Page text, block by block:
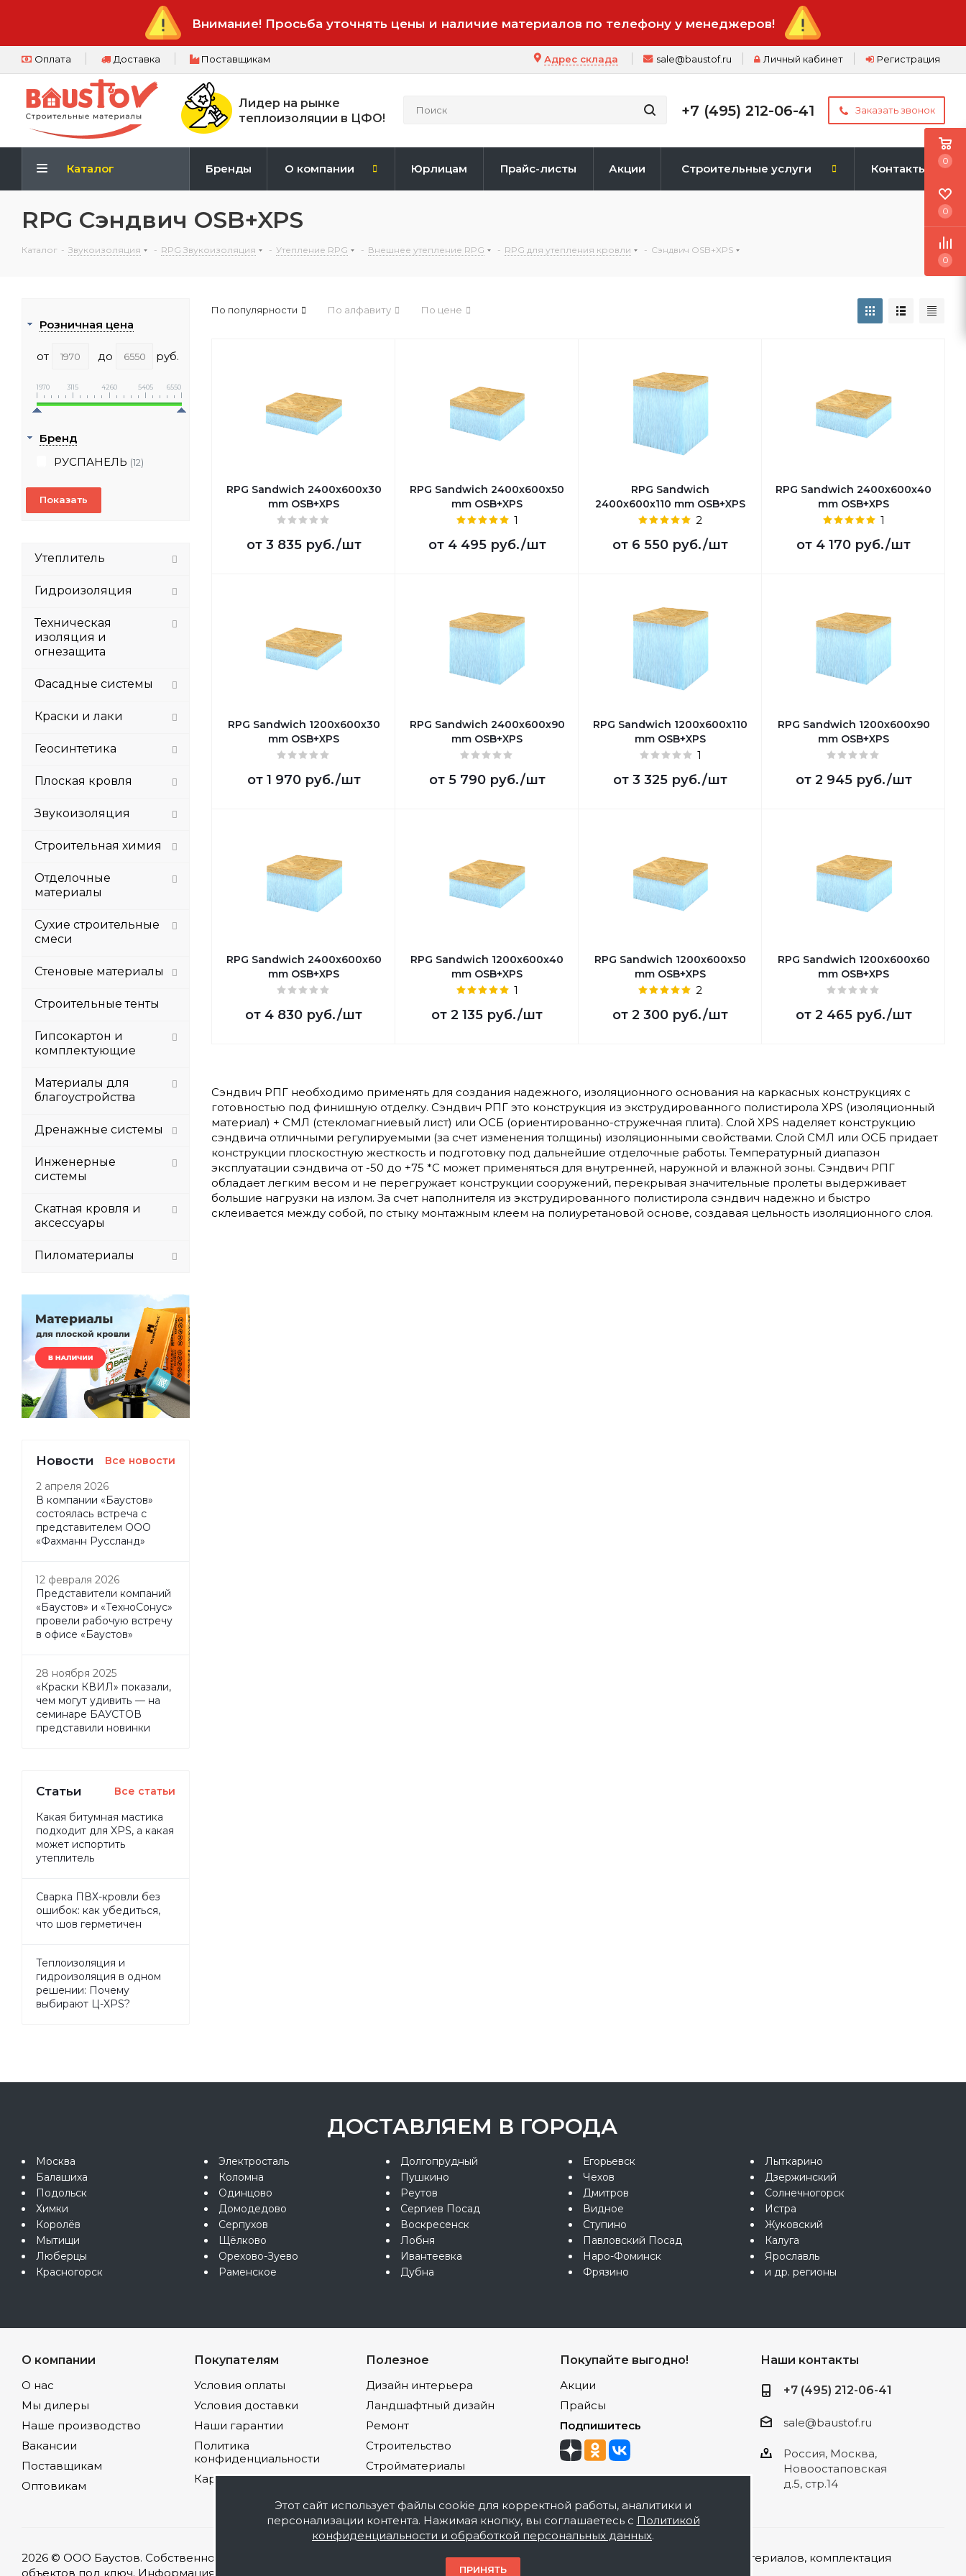
Внимание! Просьба уточнять цены и наличие материалов по телефону у менеджеров!
Оплата Доставка Поставщикам Регистрация
Личный кабинет
sale@baustof.ru
Адрес склада
Лидер на рынке
теплоизоляции в ЦФО!
+7 (495) 212-06-41 Заказать звонок
Каталог Бренды О компании Юрлицам Прайс-листы Акции Строительные услуги Контакты
RPG Сэндвич OSB+XPS
Каталог - Звукоизоляция - RPG Звукоизоляция - Утепление RPG - Внешнее утепление RPG - RPG для утепления кровли - Сэндвич OSB+XPS
По популярности По алфавиту По цене
RPG Sandwich 2400х600х30
mm OSB+XPS
от 3 835 руб./шт
RPG Sandwich 2400х600х50
mm OSB+XPS
1
от 4 495 руб./шт
RPG Sandwich
2400х600х110 mm OSB+XPS
2
от 6 550 руб./шт
RPG Sandwich 2400х600х40
mm OSB+XPS
1
от 4 170 руб./шт
RPG Sandwich 1200х600х30
mm OSB+XPS
от 1 970 руб./шт
RPG Sandwich 2400х600х90
mm OSB+XPS
от 5 790 руб./шт
RPG Sandwich 1200х600х110
mm OSB+XPS
1
от 3 325 руб./шт
RPG Sandwich 1200х600х90
mm OSB+XPS
от 2 945 руб./шт
RPG Sandwich 2400х600х60
mm OSB+XPS
от 4 830 руб./шт
RPG Sandwich 1200х600х40
mm OSB+XPS
1
от 2 135 руб./шт
RPG Sandwich 1200х600х50
mm OSB+XPS
2
от 2 300 руб./шт
RPG Sandwich 1200х600х60
mm OSB+XPS
от 2 465 руб./шт
Сэндвич РПГ необходимо применять для создания надежного, изоляционного основания на каркасных конструкциях с
готовностью под финишную отделку. Сэндвич РПГ это конструкция из экструдированного полистирола XPS (изоляционный
материал) + СМЛ (стекломагниевый лист) или ОСБ (ориентированно-стружечная плита). Слой XPS наделяет конструкцию
сэндвича отличными регулируемыми (за счет изменения толщины) изоляционными свойствами. Слой СМЛ или ОСБ придает
конструкции плоскостную жесткость и подготовку под дальнейшие отделочные работы. Температурный диапазон
эксплуатации сэндвича от -50 до +75 *С может применяться для внутренней, наружной и влажной зоны. Сэндвич РПГ
обладает легким весом и не перегружает конструкции сооружений, перекрывая значительные пролеты выдерживает
большие нагрузки на излом. За счет наполнителя из экструдированного полистирола сэндвич надежно и быстро
склеивается между собой, по стыку монтажным клеем на полиуретановой основе, создавая цельность изоляционного слоя.
Розничная цена
от до руб.
1970 3115 4260 5405 6550
Бренд
РУСПАНЕЛЬ (12)
Утеплитель
Гидроизоляция
Техническая
изоляция и
огнезащита
Фасадные системы
Краски и лаки
Геосинтетика
Плоская кровля
Звукоизоляция
Строительная химия
Отделочные
материалы
Сухие строительные
смеси
Стеновые материалы
Строительные тенты
Гипсокартон и
комплектующие
Материалы для
благоустройства
Дренажные системы
Инженерные
системы
Скатная кровля и
аксессуары
Пиломатериалы
Новости Все новости
2 апреля 2026
В компании «Баустов»
состоялась встреча с
представителем ООО
«Фахманн Руссланд»
12 февраля 2026
Представители компаний
«Баустов» и «ТехноСонус»
провели рабочую встречу
в офисе «Баустов»
28 ноября 2025
«Краски КВИЛ» показали,
чем могут удивить — на
семинаре БАУСТОВ
представили новинки
Статьи Все статьи
Какая битумная мастика
подходит для XPS, а какая
может испортить
утеплитель
Сварка ПВХ-кровли без
ошибок: как убедиться,
что шов герметичен
Теплоизоляция и
гидроизоляция в одном
решении: Почему
выбирают Ц-XPS?
ДОСТАВЛЯЕМ В ГОРОДА
Москва
Балашиха
Подольск
Химки
Королёв
Мытищи
Люберцы
Красногорск
Электросталь
Коломна
Одинцово
Домодедово
Серпухов
Щёлково
Орехово-Зуево
Раменское
Долгопрудный
Пушкино
Реутов
Сергиев Посад
Воскресенск
Лобня
Ивантеевка
Дубна
Егорьевск
Чехов
Дмитров
Видное
Ступино
Павловский Посад
Наро-Фоминск
Фрязино
Лыткарино
Дзержинский
Солнечногорск
Истра
Жуковский
Калуга
Ярославль
и др. регионы
О компании
О нас
Мы дилеры
Наше производство
Вакансии
Поставщикам
Оптовикам
Покупателям
Условия оплаты
Условия доставки
Наши гарантии
Политика
конфиденциальности
Карта сайта
Полезное
Дизайн интерьера
Ландшафтный дизайн
Ремонт
Строительство
Стройматериалы
Покупайте выгодно!
Акции
Прайсы
Подпишитесь
Наши контакты
+7 (495) 212-06-41
sale@baustof.ru
Россия, Москва,
Новоостаповская
д.5, стр.14
2026 © ООО Баустов. Собственное производство лакокрасочной продукции, оптовая и розничная продажа строительных материалов, комплектация
объектов под ключ. Информация на сайте носит ознакомительный характер и не является публичной офертой.
0
0
0
Этот сайт использует файлы cookie для корректной работы, аналитики и
персонализации контента. Нажимая кнопку, вы соглашаетесь с Политикой
конфиденциальности и обработкой персональных данных.
ПРИНЯТЬ